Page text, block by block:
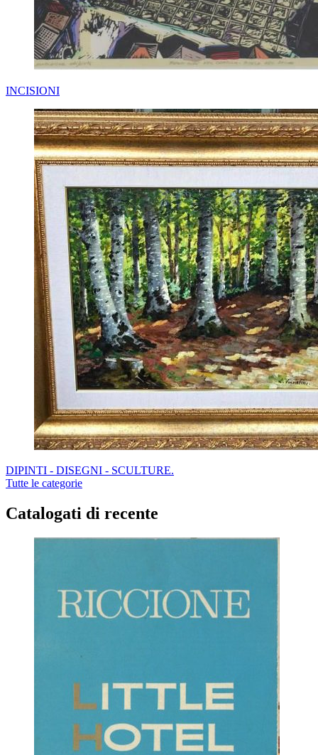
INCISIONI
DIPINTI - DISEGNI - SCULTURE.
Tutte le categorie
Catalogati di recente